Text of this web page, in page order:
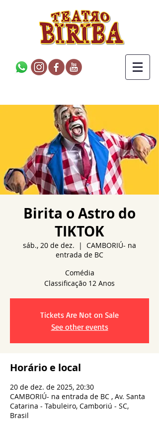
Birita o Astro do
TIKTOK
sáb., 20 de dez.
  |
CAMBORIÚ- na
entrada de BC
Comédia
Tickets Are Not on Sale
See other events
Horário e local
20 de dez. de 2025, 20:30
CAMBORIÚ- na entrada de BC , Av. Santa
Catarina - Tabuleiro, Camboriú - SC,
Brasil